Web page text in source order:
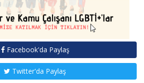
Facebook'da Paylaş
Twitter'da Paylaş